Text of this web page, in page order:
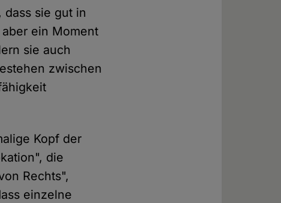
sie gut in
ein Moment
sie auch
zwischen
Kopf der
die
Rechts",
einzelne